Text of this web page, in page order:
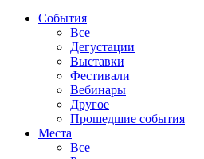
События
Все
Дегустации
Выставки
Фестивали
Вебинары
Другое
Прошедшие события
Места
Все